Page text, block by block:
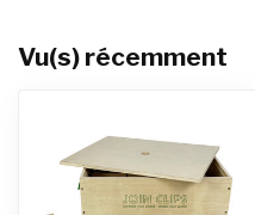
Vu(s) récemment